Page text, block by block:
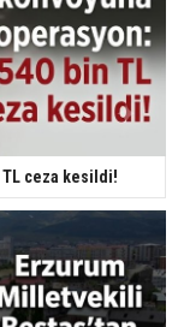
TL ceza kesildi!